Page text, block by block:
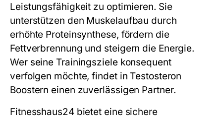
Leistungsfähigkeit zu optimieren. Sie
unterstützen den Muskelaufbau durch
erhöhte Proteinsynthese, fördern die
Fettverbrennung und steigern die Energie.
Wer seine Trainingsziele konsequent
verfolgen möchte, findet in Testosteron
Boostern einen zuverlässigen Partner.
Fitnesshaus24 bietet eine sichere